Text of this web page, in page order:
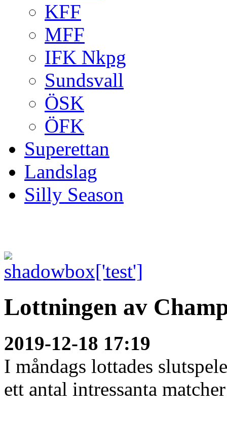
KFF
MFF
IFK Nkpg
Sundsvall
ÖSK
ÖFK
Superettan
Landslag
Silly Season
Lottningen av
2019-12-18 17:19
I måndags lottades
ett antal intressanta